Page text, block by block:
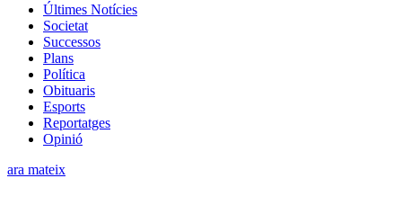
Últimes Notícies
Societat
Successos
Plans
Política
Obituaris
Esports
Reportatges
Opinió
ara mateix